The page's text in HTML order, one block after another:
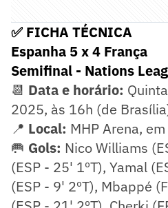
✅ FICHA TÉCNICA
Espanha 5 x 4 França
Semifinal - Nations
📆 Data e horário:
2025, às 16h (de
📍 Local: MHP Arena,
🥅 Gols: Nico Williams
(ESP - 25' 1ºT), Yamal
(ESP - 9' 2ºT), Mbappé